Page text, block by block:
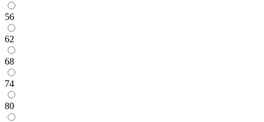
56
62
68
74
80